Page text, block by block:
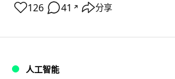
126 41 ↗ 分享
人工智能